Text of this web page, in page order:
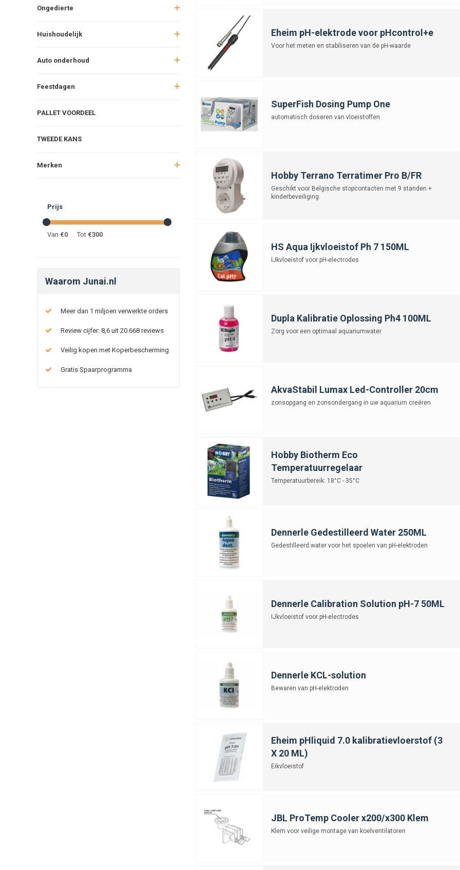
Ongedierte
Huishoudelijk
Auto onderhoud
Feestdagen
PALLET VOORDEEL
TWEEDE KANS
Merken
Prijs
Van €0 Tot €300
Waarom Junai.nl
Meer dan 1 miljoen verwerkte orders
Review cijfer: 8,6 uit 20.668 reviews
Veilig kopen met Koperbescherming
Gratis Spaarprogramma
Eheim pH-elektrode voor pHcontrol+e
Voor het meten en stabiliseren van de pH-waarde
SuperFish Dosing Pump One
automatisch doseren van vloeistoffen
Hobby Terrano Terratimer Pro B/FR
Geschikt voor Belgische stopcontacten met 9 standen +
kinderbeveiliging.
HS Aqua Ijkvloeistof Ph 7 150ML
IJkvloeistof voor pH-electrodes
Dupla Kalibratie Oplossing Ph4 100ML
Zorg voor een optimaal aquariumwater
AkvaStabil Lumax Led-Controller 20cm
zonsopgang en zonsondergang in uw aquarium creëren
Hobby Biotherm Eco
Temperatuurregelaar
Temperatuurbereik: 18°C - 35°C
Dennerle Gedestilleerd Water 250ML
Gedestilleerd water voor het spoelen van pH-elektroden
Dennerle Calibration Solution pH-7 50ML
IJkvloeistof voor pH-electrodes
Dennerle KCL-solution
Bewaren van pH-elektroden
Eheim pHliquid 7.0 kalibratievloerstof (3
X 20 ML)
Eikvloeistof
JBL ProTemp Cooler x200/x300 Klem
Klem voor veilige montage van koelventilatoren